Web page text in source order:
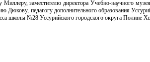
заместителю директора Учебно-научного
педагогу дополнительного образования
школы №28 Уссурийского городского округа Полине